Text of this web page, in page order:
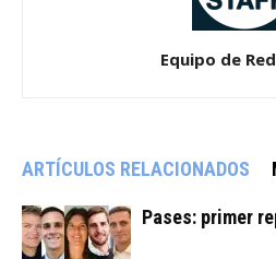
Equipo de
ARTÍCULOS RELACIONADOS
Pases: primer